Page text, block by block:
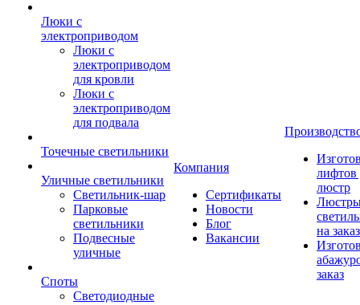
Люки с
электроприводом
Люки с
электроприводом
для кровли
Люки с
электроприводом
для подвала
Точечные светильники
Уличные светильники
Светильник-шар
Парковые
светильники
Подвесные
уличные
Споты
Светодиодные
Компания
Сертификаты
Новости
Блог
Вакансии
лифтов
люстр
на заказ
заказ